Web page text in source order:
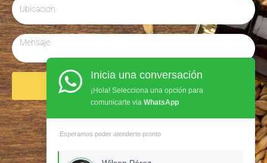
Enviar
Síguenos en Instagram
Inicia una conversación
¡Hola! Selecciona una opción para
comunicarte via WhatsApp
Esperamos poder atenderte pronto